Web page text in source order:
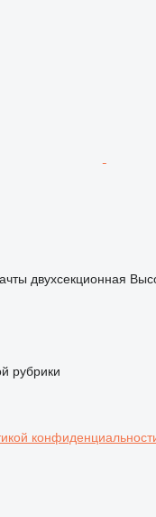
двухсекционная
рубрики